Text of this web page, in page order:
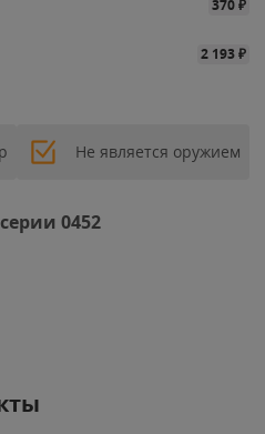
370₽
2 193₽
Не является оружием
0452